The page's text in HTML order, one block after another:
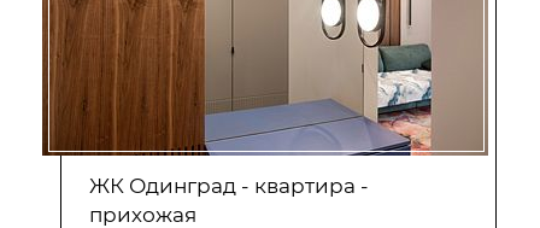
ЖК Одинград - квартира -
прихожая